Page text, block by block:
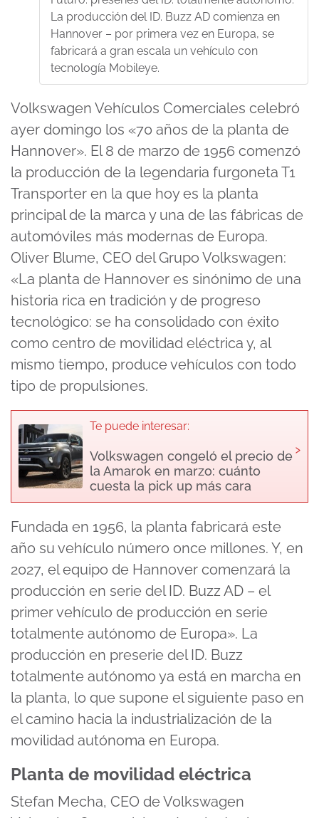
La producción del ID. Buzz AD comienza en
Hannover – por primera vez en Europa, se
fabricará a gran escala un vehículo con
tecnología Mobileye.
Volkswagen Vehículos Comerciales celebró
ayer domingo los «70 años de la planta de
Hannover». El 8 de marzo de 1956 comenzó
la producción de la legendaria furgoneta T1
Transporter en la que hoy es la planta
principal de la marca y una de las fábricas de
automóviles más modernas de Europa.
Oliver Blume, CEO del Grupo Volkswagen:
«La planta de Hannover es sinónimo de una
historia rica en tradición y de progreso
tecnológico: se ha consolidado con éxito
como centro de movilidad eléctrica y, al
mismo tiempo, produce vehículos con todo
tipo de propulsiones.
Te puede interesar:
Volkswagen congeló el precio de
la Amarok en marzo: cuánto
cuesta la pick up más cara
›
Fundada en 1956, la planta fabricará este
año su vehículo número once millones. Y, en
2027, el equipo de Hannover comenzará la
producción en serie del ID. Buzz AD – el
primer vehículo de producción en serie
totalmente autónomo de Europa». La
producción en preserie del ID. Buzz
totalmente autónomo ya está en marcha en
la planta, lo que supone el siguiente paso en
el camino hacia la industrialización de la
movilidad autónoma en Europa.
Planta de movilidad eléctrica
Stefan Mecha, CEO de Volkswagen